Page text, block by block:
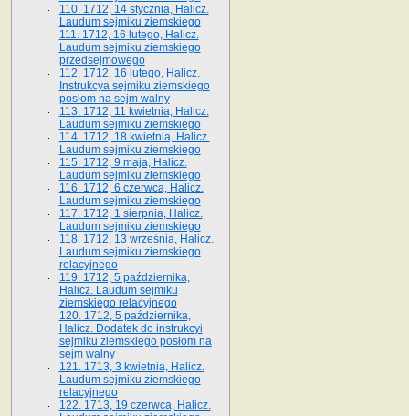
110. 1712, 14 stycznia, Halicz.
Laudum sejmiku ziemskiego
111. 1712, 16 lutego, Halicz.
Laudum sejmiku ziemskiego
przedsejmowego
112. 1712, 16 lutego, Halicz.
Instrukcya sejmiku ziemskiego
posłom na sejm walny
113. 1712, 11 kwietnia, Halicz.
Laudum sejmiku ziemskiego
114. 1712, 18 kwietnia, Halicz.
Laudum sejmiku ziemskiego
115. 1712, 9 maja, Halicz.
Laudum sejmiku ziemskiego
116. 1712, 6 czerwca, Halicz.
Laudum sejmiku ziemskiego
117. 1712, 1 sierpnia, Halicz.
Laudum sejmiku ziemskiego
118. 1712, 13 września, Halicz.
Laudum sejmiku ziemskiego
relacyjnego
119. 1712, 5 października,
Halicz. Laudum sejmiku
ziemskiego relacyjnego
120. 1712, 5 października,
Halicz. Dodatek do instrukcyi
sejmiku ziemskiego posłom na
sejm walny
121. 1713, 3 kwietnia, Halicz.
Laudum sejmiku ziemskiego
relacyjnego
122. 1713, 19 czerwca, Halicz.